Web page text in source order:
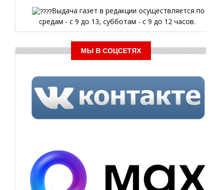
Выдача газет в редакции осуществляется по
средам - с 9 до 13, субботам - с 9 до 12 часов.
МЫ В СОЦСЕТЯХ